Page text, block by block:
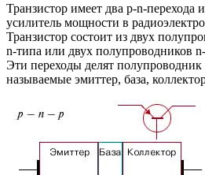
Транзистор имеет два p-n-перехода
усилитель мощности в
Транзистор состоит из двух
n-типа или двух полупроводников
Эти переходы делят полупроводник
называемые эмиттер, база,